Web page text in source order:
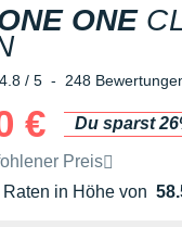
ONE
4.8 / 5 - 248
€
Du sparst
Preisempfehlung der
Preis
in Höhe von